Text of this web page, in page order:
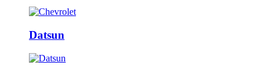
Datsun